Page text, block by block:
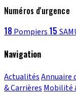
Numéros d'urgence
18 Pompiers 15
Navigation
ActualitésAnnuaire
& Carrières Mobilité